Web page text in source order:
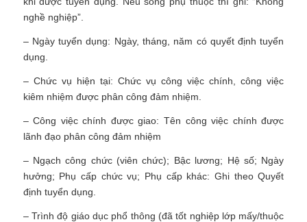
nghề nghiệp”.
– Ngày tuyển dụng: Ngày, tháng, năm có quyết định tuyển
dụng.
– Chức vụ hiện tại: Chức vụ công việc chính, công việc
kiêm nhiệm được phân công đảm nhiệm.
– Công việc chính được giao: Tên công việc chính được
lãnh đạo phân công đảm nhiệm
– Ngạch công chức (viên chức); Bậc lương; Hệ số; Ngày
hưởng; Phụ cấp chức vụ; Phụ cấp khác: Ghi theo Quyết
định tuyển dụng.
– Trình độ giáo dục phổ thông (đã tốt nghiệp lớp mấy/thuộc